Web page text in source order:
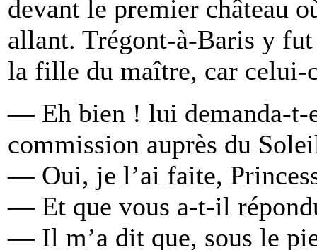
devant le premier château
allant. Trégont-à-Baris y
la fille du maître, car celui-
— Eh bien ! lui demanda-t-
commission auprès du
— Oui, je l’ai faite,
— Et que vous a-t-il
— Il m’a dit que, sous le